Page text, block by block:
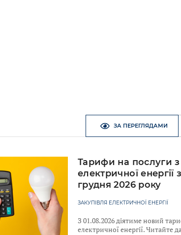
ЗА ПЕРЕГЛЯДАМИ
Тарифи на послуги з
електричної енергії
грудня 2026 року
ЗАКУПІВЛЯ ЕЛЕКТРИЧНОЇ ЕНЕРГІЇ
З 01.08.2026 діятиме новий
електричної енергії. Читайте